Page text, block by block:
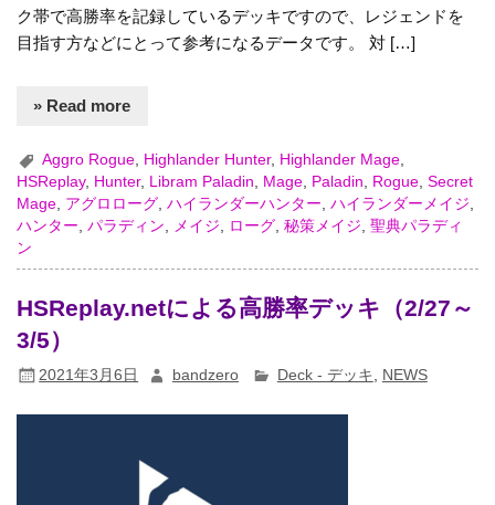
ク帯で高勝率を記録しているデッキですので、レジェンドを
目指す方などにとって参考になるデータです。 対 […]
» Read more
Aggro Rogue Highlander Hunter, Highlander Mage
HSReplay, Hunter, Libram Paladin, Mage, Paladin, Rogue,Secret
Mage, アグロローグ,ハイランダーハンター,ハイランダーメイジ,
ハンター,パラディン, メイジ, ローグ,秘策メイジ,聖典パラディ
ン
HSReplay.netによる高勝率デッキ（2/27～
3/5）
2021年3月6日 bandzero Deck - デッキ NEWS